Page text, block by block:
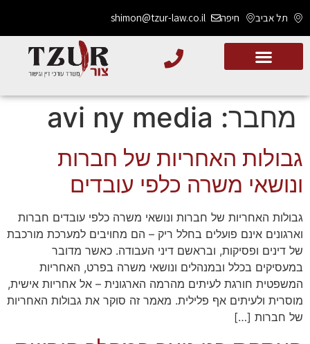
תל אביב חיפה shimon@tzur-law.co.il
מחבר: avi ny media
גבולות האחריות של חברות
ונושאי משרה כלפי עובדים
גבולות האחריות של חברות ונושאי משרה כלפי עובדים חברות
וארגונים אינם פועלים בחלל ריק – הם מחויבים למערכת מורכבת
של דינים ופסיקות, ובראשם דיני העבודה. כאשר מדובר
במעסיקים בכלל ובמנהלים ונושאי משרה בפרט, האחריות
המשפטית חורגת לעיתים מהרמה הארגונית – אל אחריות אישית,
מוסרית ולעיתים אף פלילית. מאמר זה סוקר את גבולות האחריות
של חברות […]